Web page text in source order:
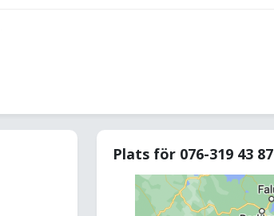
Plats för 076-319 43 87